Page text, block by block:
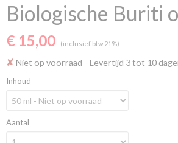
Biologische Buriti
€ 15,00 (inclusief btw 21%)
✘ Niet op voorraad - Levertijd 3 tot 10
Inhoud
Aantal